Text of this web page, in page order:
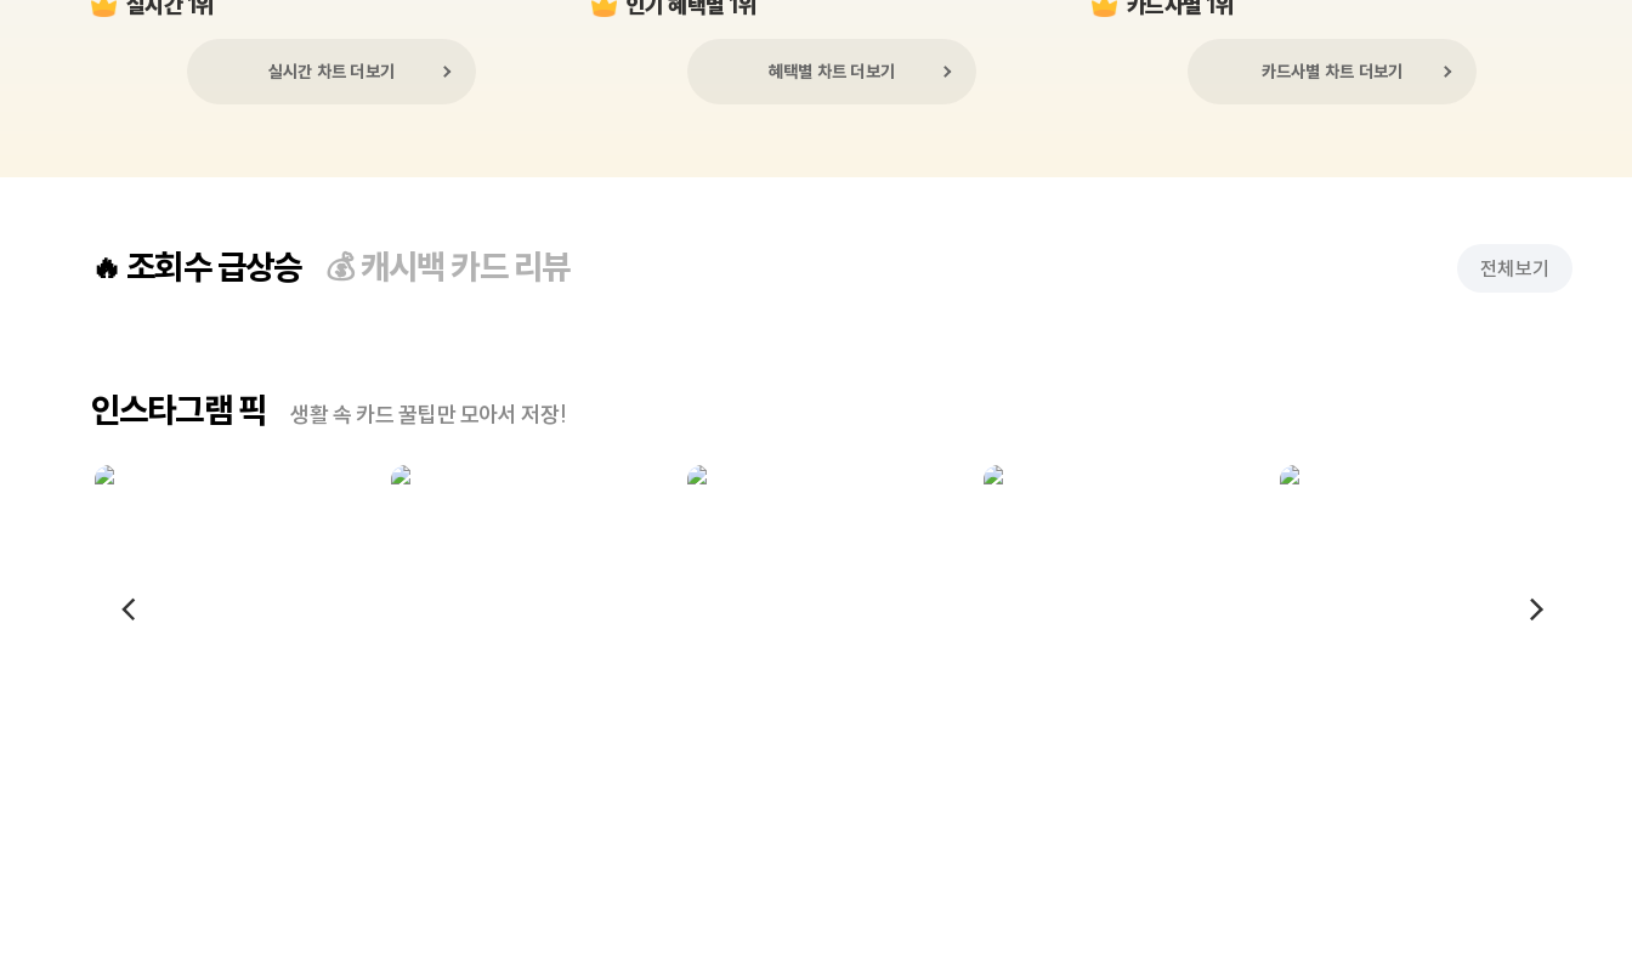
실시간 차트 더보기 혜택별 차트 더보기 카드사별 차트 더보기
🔥 조회수 급상승 💰캐시백 카드 리뷰 전체보기
인스타그램 픽 생활 속 카드 꿀팁만 모아서 저장!